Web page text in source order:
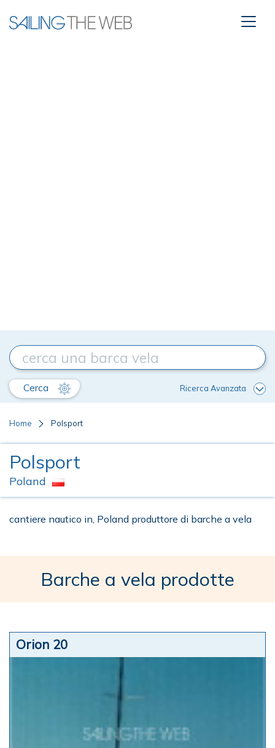
Cerca Ricerca Avanzata
Home Polsport
Polsport
Poland
cantiere nautico in, Poland produttore di barche a vela
Barche a vela prodotte
Orion 20